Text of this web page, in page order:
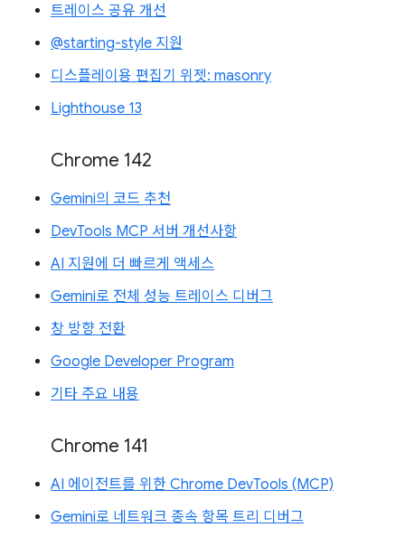
트레이스 공유 개선
@starting-style 지원
디스플레이용 편집기 위젯: masonry
Lighthouse 13
Chrome 142
Gemini의 코드 추천
DevTools MCP 서버 개선사항
AI 지원에 더 빠르게 액세스
Gemini로 전체 성능 트레이스 디버그
창 방향 전환
Google Developer Program
기타 주요 내용
Chrome 141
AI 에이전트를 위한 Chrome DevTools (MCP)
Gemini로 네트워크 종속 항목 트리 디버그